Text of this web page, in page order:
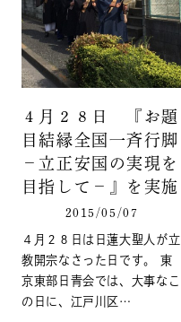
４月２８日 『お題
目結縁全国一斉行脚
－立正安国の実現を
目指して－』を実施
2015/05/07
４月２８日は日蓮大聖人が立
教開宗なさった日です。 東
京東部日青会では、大事なこ
の日に、江戸川区…